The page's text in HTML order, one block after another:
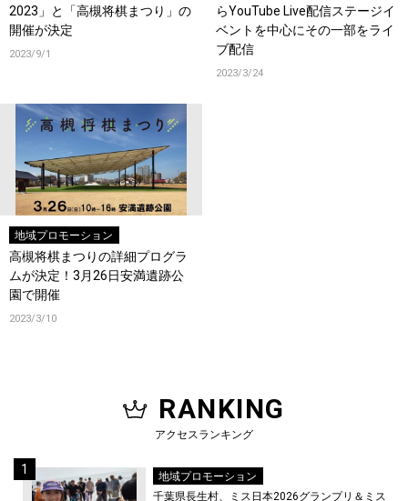
2023」と「高槻将棋まつり」の
開催が決定
2023/9/1
らYouTube Live配信ステージイ
ベントを中心にその一部をライ
ブ配信
2023/3/24
地域プロモーション
高槻将棋まつりの詳細プログラ
ムが決定！3月26日安満遺跡公
園で開催
2023/3/10
RANKING
アクセスランキング
地域プロモーション
千葉県長生村、ミス日本2026グランプリ＆ミス